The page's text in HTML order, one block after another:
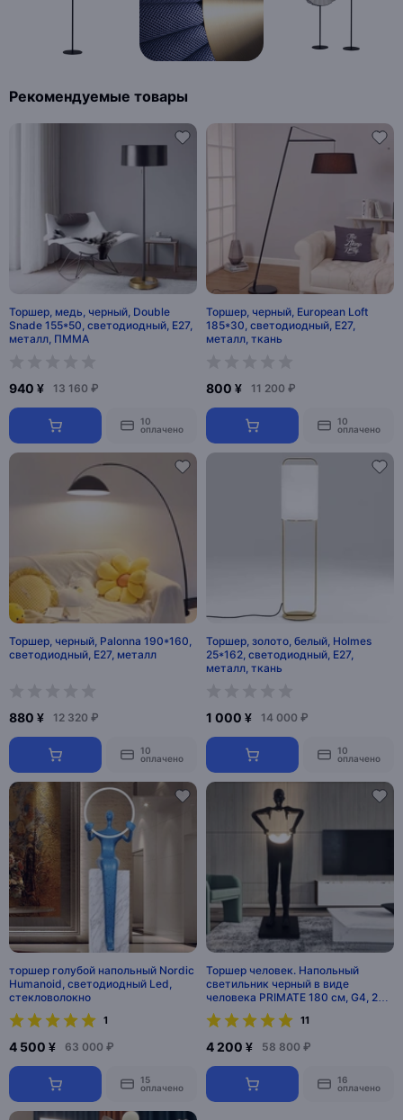
Рекомендуемые товары
Торшер, медь, черный, Double
Snade 155*50, светодиодный, Е27,
металл, ПММА
940 ¥ 13 160 ₽
10
оплачено
Торшер, черный, European Loft
185*30, светодиодный, Е27,
металл, ткань
800 ¥ 11 200 ₽
10
оплачено
Торшер, черный, Palonna 190*160,
светодиодный, E27, металл
880 ¥ 12 320 ₽
10
оплачено
Торшер, золото, белый, Holmes
25*162, светодиодный, E27,
металл, ткань
1 000 ¥ 14 000 ₽
10
оплачено
торшер голубой напольный Nordic
Humanoid, светодиодный Led,
стекловолокно
1
4 500 ¥ 63 000 ₽
15
оплачено
Торшер человек. Напольный
светильник черный в виде
человека PRIMATE 180 см, G4, 25
Вт. MAI HE MAI
11
4 200 ¥ 58 800 ₽
16
оплачено